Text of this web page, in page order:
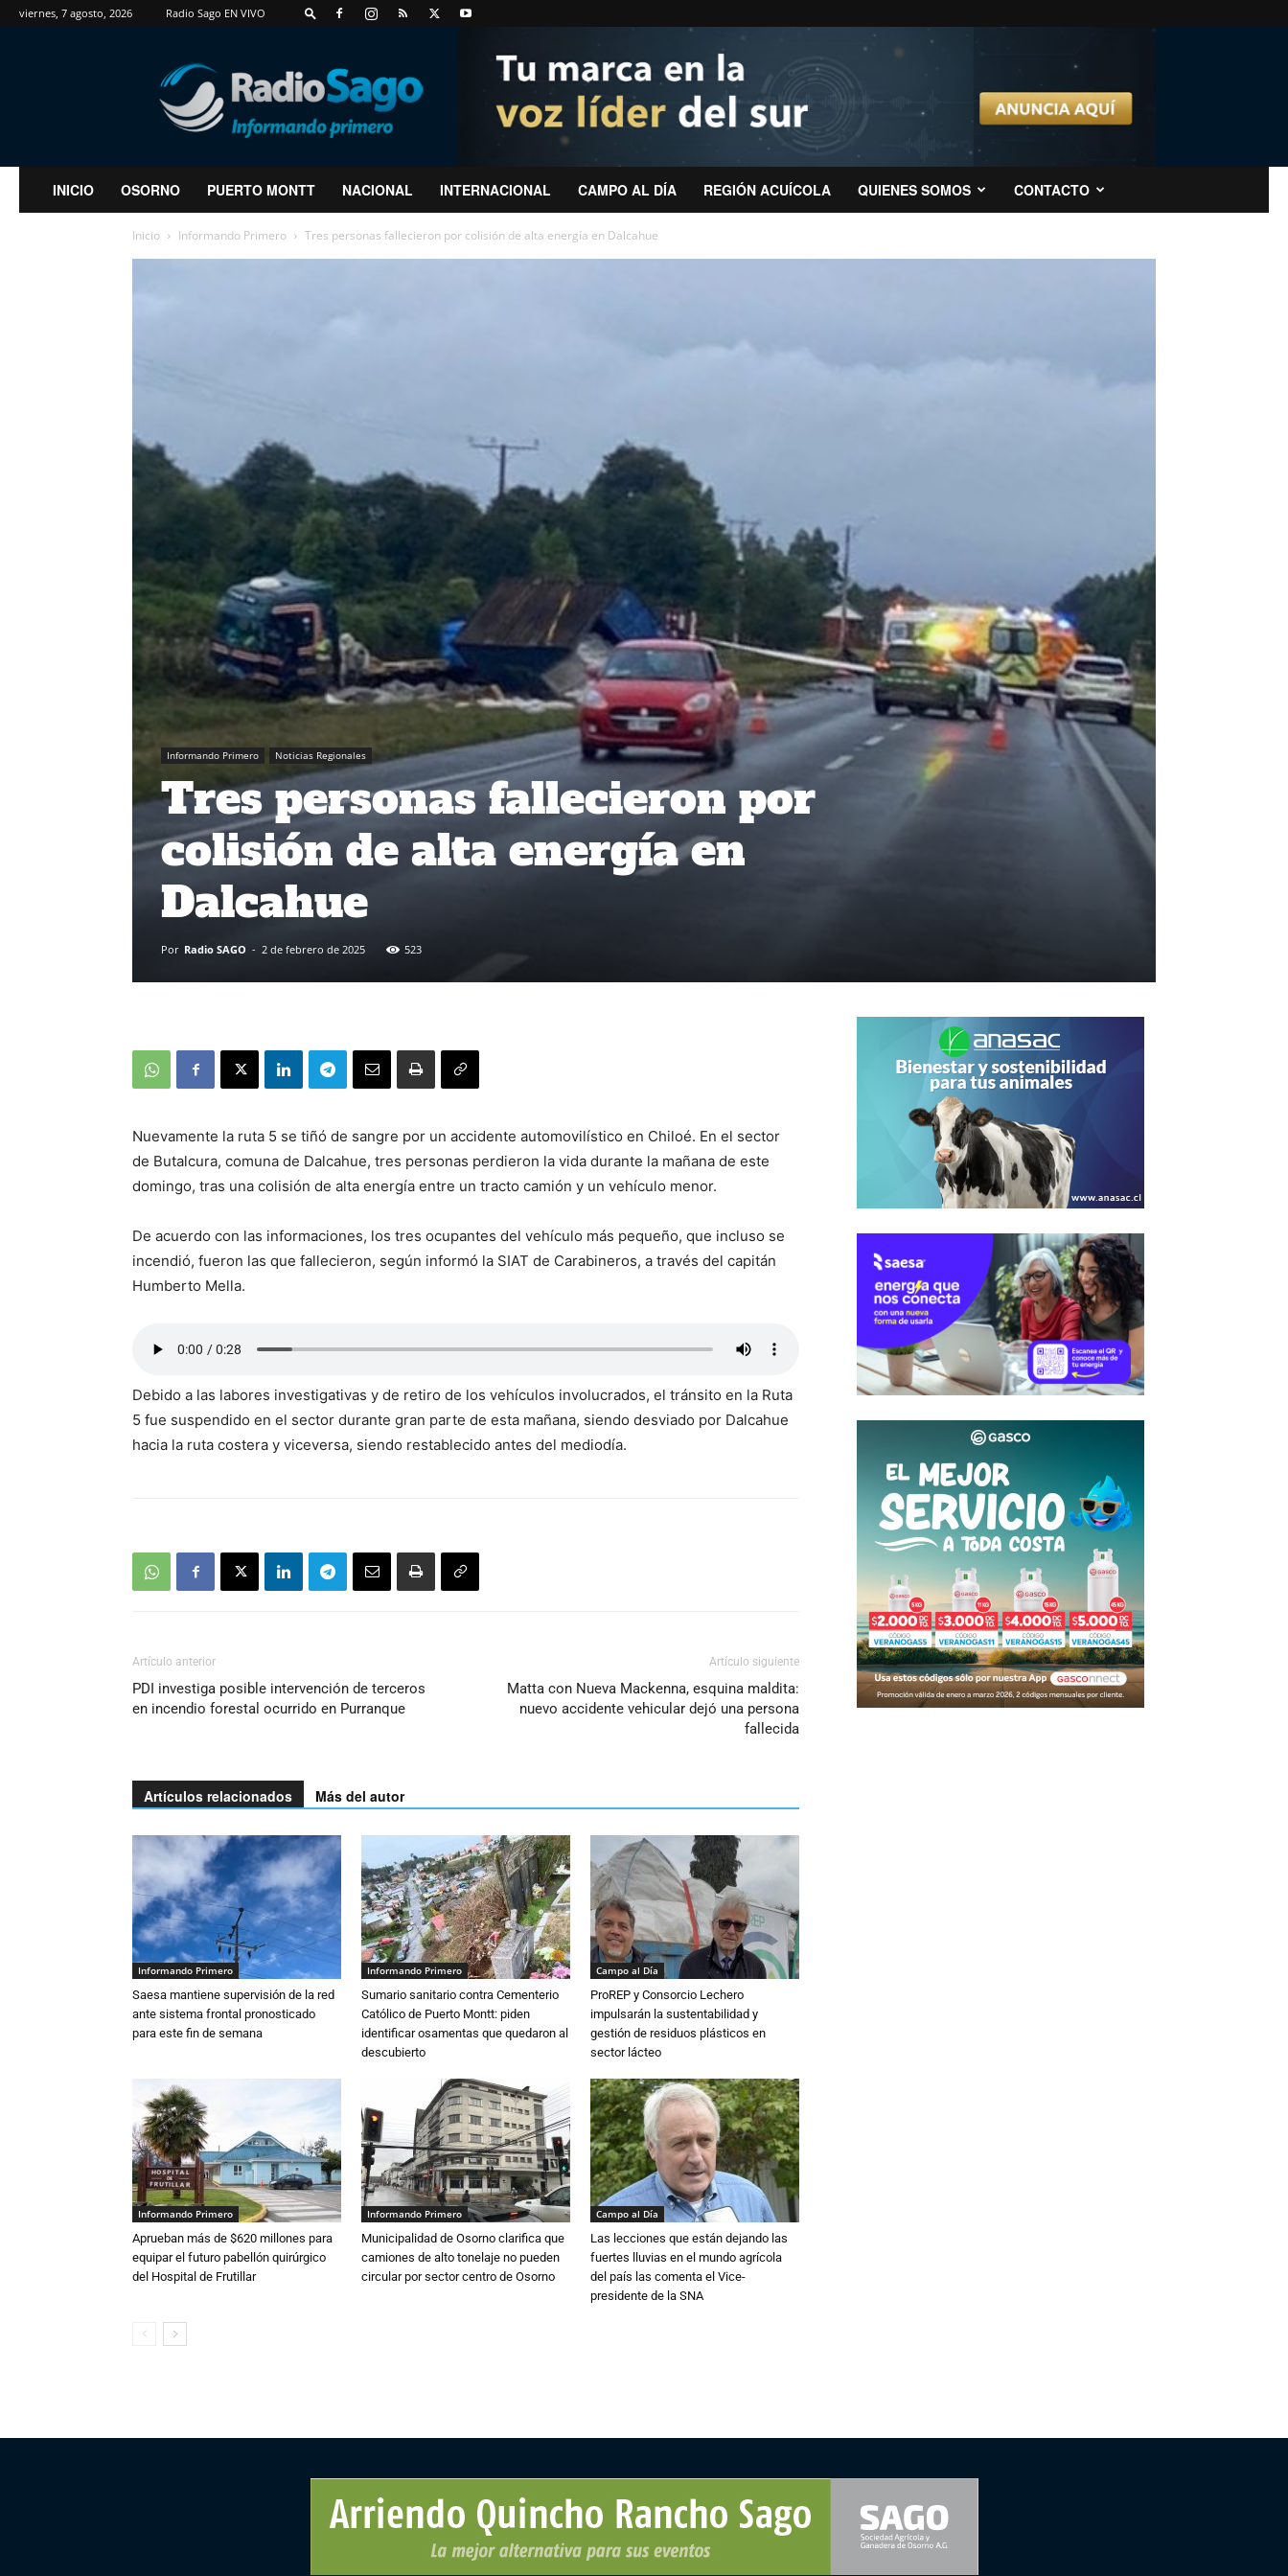
viernes, 7 agosto, 2026 Radio Sago EN VIVO
RadioSago
INICIO OSORNO PUERTO MONTT NACIONAL INTERNACIONAL CAMPO AL DÍA REGIÓN ACUÍCOLA QUIENES SOMOS CONTACTO
Inicio Informando Primero Tres personas fallecieron por colisión de alta energía en Dalcahue
Informando Primero Noticias Regionales
Tres personas fallecieron por
colisión de alta energía en
Dalcahue
Por Radio SAGO - 2 de febrero de 2025 523
Nuevamente la ruta 5 se tiñó de sangre por un accidente automovilístico en Chiloé. En el sector
de Butalcura, comuna de Dalcahue, tres personas perdieron la vida durante la mañana de este
domingo, tras una colisión de alta energía entre un tracto camión y un vehículo menor.
De acuerdo con las informaciones, los tres ocupantes del vehículo más pequeño, que incluso se
incendió, fueron las que fallecieron, según informó la SIAT de Carabineros, a través del capitán
Humberto Mella.
Debido a las labores investigativas y de retiro de los vehículos involucrados, el tránsito en la Ruta
5 fue suspendido en el sector durante gran parte de esta mañana, siendo desviado por Dalcahue
hacia la ruta costera y viceversa, siendo restablecido antes del mediodía.
Artículo anterior
PDI investiga posible intervención de terceros
en incendio forestal ocurrido en Purranque
Artículo siguiente
Matta con Nueva Mackenna, esquina maldita:
nuevo accidente vehicular dejó una persona
fallecida
Artículos relacionados Más del autor
Informando Primero
Saesa mantiene supervisión de la red
ante sistema frontal pronosticado
para este fin de semana
Informando Primero
Sumario sanitario contra Cementerio
Católico de Puerto Montt: piden
identificar osamentas que quedaron al
descubierto
Campo al Día
ProREP y Consorcio Lechero
impulsarán la sustentabilidad y
gestión de residuos plásticos en
sector lácteo
Informando Primero
Aprueban más de $620 millones para
equipar el futuro pabellón quirúrgico
del Hospital de Frutillar
Informando Primero
Municipalidad de Osorno clarifica que
camiones de alto tonelaje no pueden
circular por sector centro de Osorno
Campo al Día
Las lecciones que están dejando las
fuertes lluvias en el mundo agrícola
del país las comenta el Vice-
presidente de la SNA